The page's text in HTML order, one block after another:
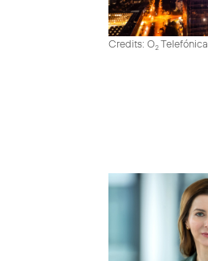
Credits: O2Telefónica